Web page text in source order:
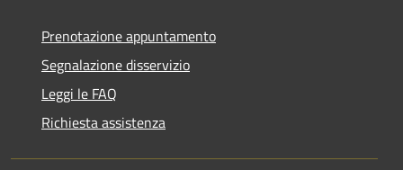
Prenotazione appuntamento
Segnalazione disservizio
Leggi le FAQ
Richiesta assistenza